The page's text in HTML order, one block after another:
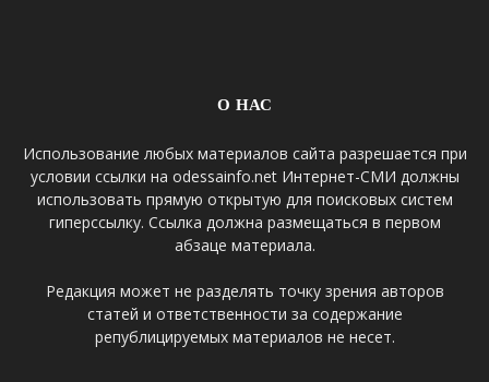
О НАС
Использование любых материалов сайта разрешается при
условии ссылки на odessainfo.net Интернет-СМИ должны
использовать прямую открытую для поисковых систем
гиперссылку. Ссылка должна размещаться в первом
абзаце материала.
Редакция может не разделять точку зрения авторов
статей и ответственности за содержание
републицируемых материалов не несет.